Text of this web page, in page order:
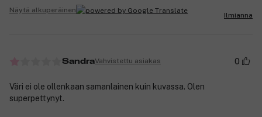
Näytä alkuperäinen
Ilmianna
SandraVahvistettu asiakas 0
Väri ei ole ollenkaan samanlainen kuin kuvassa. Olen
superpettynyt.